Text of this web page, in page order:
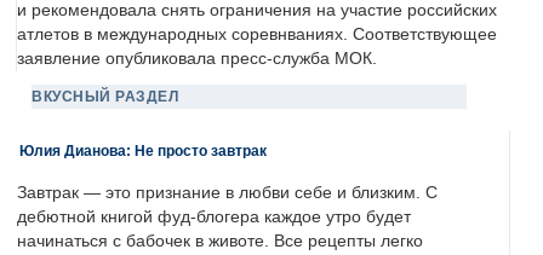
и рекомендовала снять ограничения на участие российских
атлетов в международных соревнваниях. Соответствующее
заявление опубликовала пресс-служба МОК.
ВКУСНЫЙ РАЗДЕЛ
Юлия Дианова: Не просто завтрак
Завтрак — это признание в любви себе и близким. С
дебютной книгой фуд-блогера каждое утро будет
начинаться с бабочек в животе. Все рецепты легко